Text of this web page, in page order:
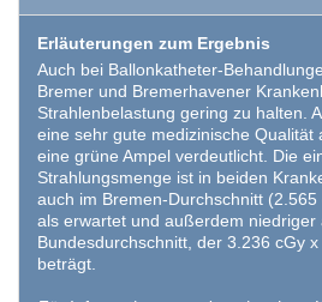
Erläuterungen zum Ergebnis
Auch bei Ballonkatheter-
Bremer und Bremerhavener
Strahlenbelastung gering zu halten.
eine sehr gute medizinische Qualität
eine grüne Ampel verdeutlicht. Die
Strahlungsmenge ist in beiden
auch im Bremen-Durchschnitt
als erwartet und außerdem niedriger
Bundesdurchschnitt, der 3.236 cGy
beträgt.